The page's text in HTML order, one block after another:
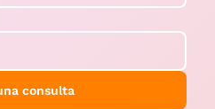
consulta